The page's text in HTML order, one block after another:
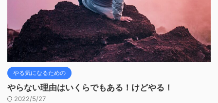
やる気になるための
やらない理由はいくらでもある！けどやる！
2022/5/27